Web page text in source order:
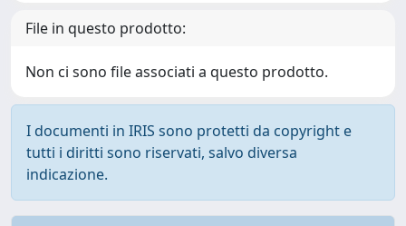
File in questo prodotto:
Non ci sono file associati a questo prodotto.
I documenti in IRIS sono protetti da copyright e
tutti i diritti sono riservati, salvo diversa
indicazione.